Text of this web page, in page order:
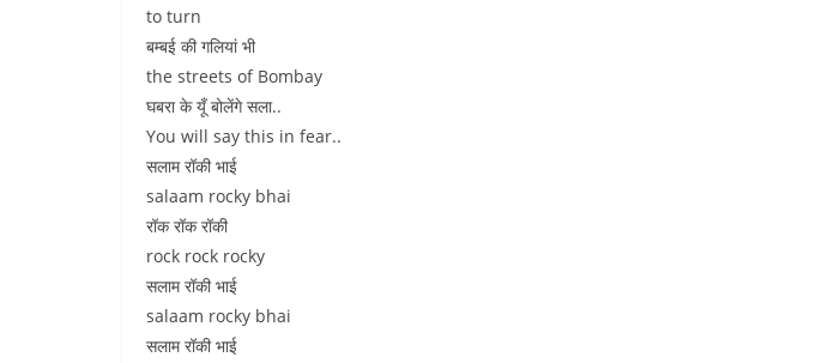
to turn
बम्बई की गलियां भी
the streets of Bombay
घबरा के यूँ बोलेंगे सला..
You will say this in fear..
सलाम रॉकी भाई
salaam rocky bhai
रॉक रॉक रॉकी
rock rock rocky
सलाम रॉकी भाई
salaam rocky bhai
सलाम रॉकी भाई